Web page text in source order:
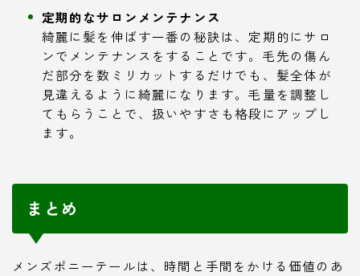
定期的なサロンメンテナンス
綺麗に髪を伸ばす一番の秘訣は、定期的にサロ
ンでメンテナンスをすることです。毛先の傷ん
だ部分を数ミリカットするだけでも、髪全体が
見違えるように綺麗になります。毛量を調整し
てもらうことで、扱いやすさも格段にアップし
ます。
まとめ
メンズポニーテールは、時間と手間をかける価値のあ